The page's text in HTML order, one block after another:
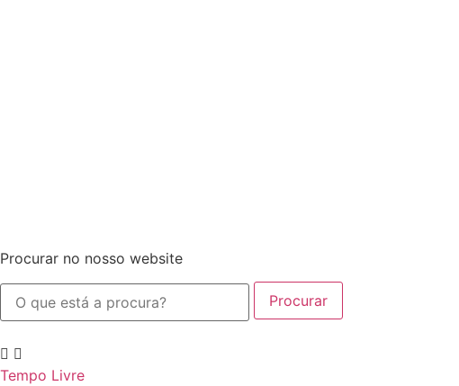
Procurar no nosso website
Procurar
Tempo Livre